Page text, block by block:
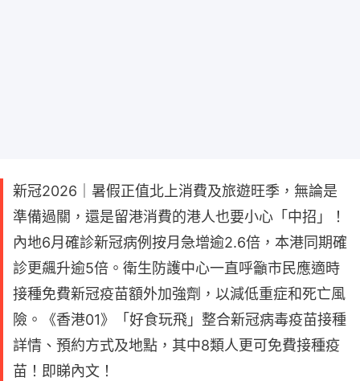
新冠2026｜暑假正值北上消費及旅遊旺季，無論是
準備過關，還是留港消費的港人也要小心「中招」！
內地6月確診新冠病例按月急增逾2.6倍，本港同期確
診更飆升逾5倍。衛生防護中心一直呼籲市民應適時
接種免費新冠疫苗額外加強劑，以減低重症和死亡風
險。《香港01》「好食玩飛」整合新冠病毒疫苗接種
詳情、預約方式及地點，其中8類人更可免費接種疫
苗！即睇內文！